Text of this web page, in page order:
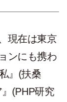
現在は東京
ンにも携わ
』(扶桑
(PHP研究